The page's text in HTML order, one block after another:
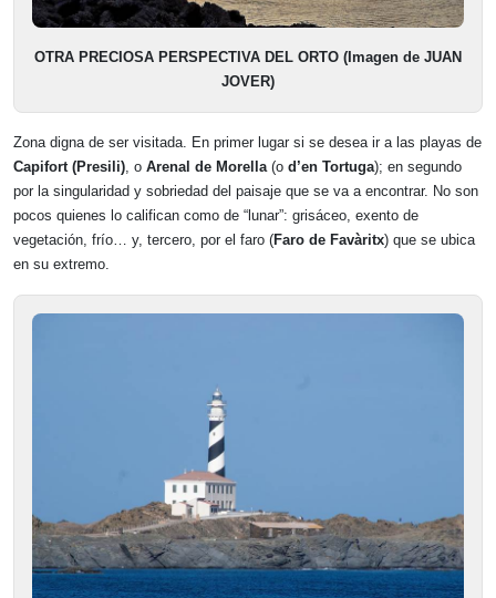
OTRA PRECIOSA PERSPECTIVA DEL ORTO (Imagen de JUAN
JOVER)
Zona digna de ser visitada. En primer lugar si se desea ir a las playas de
Capifort (Presili), o Arenal de Morella(o d’en Tortuga); en segundo
por la singularidad y sobriedad del paisaje que se va a encontrar. No son
pocos quienes lo califican como de “lunar”: grisáceo, exento de
vegetación, frío… y, tercero, por el faro (Faro de Favàritx) que se ubica
en su extremo.